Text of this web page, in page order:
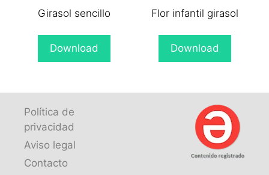
Girasol sencillo
Download
Flor infantil girasol
Download
Política de
privacidad
Aviso legal
Contacto